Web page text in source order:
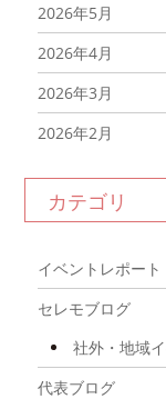
2026年5月
2026年4月
2026年3月
2026年2月
2026年1月
2025年12月
2025年10月
2025年8月
カテゴリ
イベントレポート
セレモブログ
社外・地域
代表ブログ